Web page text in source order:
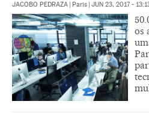
JACOBO PEDRAZA Paris JUN 23, 2017 -
os